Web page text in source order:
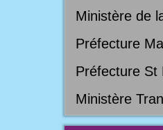
Ministère de
Préfecture
Préfecture St
Ministère